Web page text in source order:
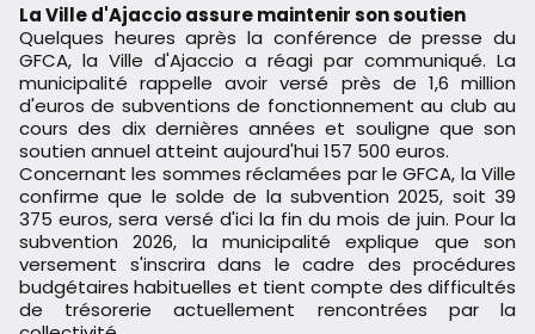
La Ville d'Ajaccio assure maintenir son soutien
Quelques heures après la conférence de presse du
GFCA, la Ville d'Ajaccio a réagi par communiqué. La
municipalité rappelle avoir versé près de 1,6 million
d'euros de subventions de fonctionnement au club au
cours des dix dernières années et souligne que son
soutien annuel atteint aujourd'hui 157 500 euros.
Concernant les sommes réclamées par le GFCA, la Ville
confirme que le solde de la subvention 2025, soit 39
375 euros, sera versé d'ici la fin du mois de juin. Pour la
subvention 2026, la municipalité explique que son
versement s'inscrira dans le cadre des procédures
budgétaires habituelles et tient compte des difficultés
de trésorerie actuellement rencontrées par la